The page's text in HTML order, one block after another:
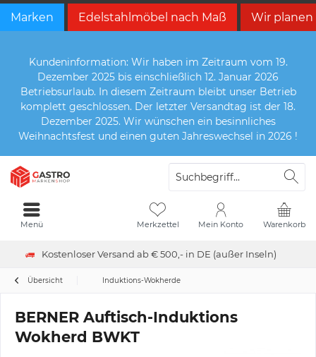
Marken Edelstahlmöbel nach Maß Wir planen
Kundeninformation: Wir haben im Zeitraum vom 19.
Dezember 2025 bis einschließlich 12. Januar 2026
Betriebsurlaub. In diesem Zeitraum bleibt unser Betrieb
komplett geschlossen. Der letzter Versandtag ist der 18.
Dezember 2025. Wir wünschen ein besinnliches
Weihnachtsfest und einen guten Jahreswechsel in 2026 !
Kostenloser Versand ab € 500,- in DE (außer Inseln)
Warenkorb
Merkzettel Mein Konto
Menü
Übersicht Induktions-Wokherde
BERNER Auftisch-Induktions
Wokherd BWKT